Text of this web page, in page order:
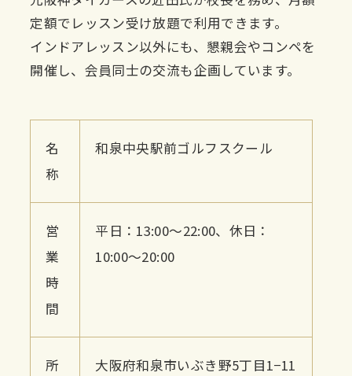
定額でレッスン受け放題で利用できます。
インドアレッスン以外にも、懇親会やコンペを
開催し、会員同士の交流も企画しています。
名
称
和泉中央駅前ゴルフスクール
営
業
時
間
平日：13:00〜22:00、休日：
10:00〜20:00
所
大阪府和泉市いぶき野5丁目1−11